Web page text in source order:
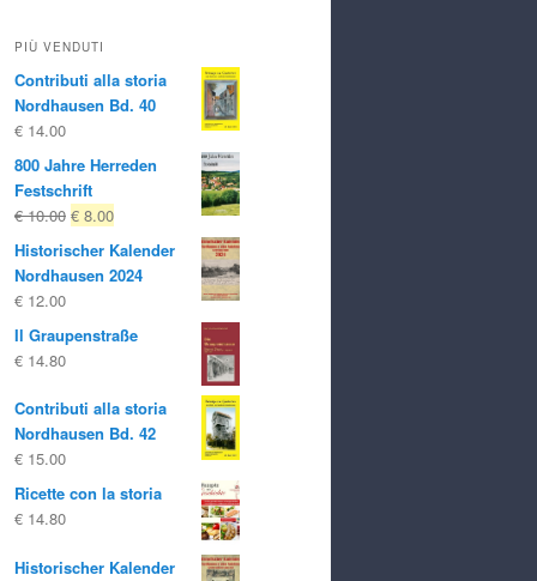
PIÙ VENDUTI
Contributi alla storia
Nordhausen Bd. 40
€ 14.00
800 Jahre Herreden
Festschrift
€10.00 Il
prezzo
originale
era:
€ 8.00Il
prezzo
attuale
è:
Historischer Kalender
Nordhausen 2024
€ 12.00
Il Graupenstraße
€ 14.80
Contributi alla storia
Nordhausen Bd. 42
€ 15.00
Ricette con la storia
€ 14.80
Historischer Kalender